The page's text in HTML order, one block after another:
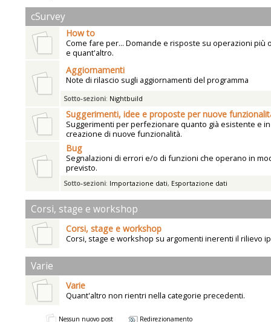
cSurvey
How to
Come fare per... Domande e risposte su operazioni più
e quant'altro.
Aggiornamenti
Note di rilascio sugli aggiornamenti del programma
Sotto-sezioni: Nightbuild
Suggerimenti, idee e proposte per nuove
Suggerimenti per perfezionare quanto già esistente e
creazione di nuove funzionalità.
Bug
Segnalazioni di errori e/o di funzioni che operano in
previsto.
Sotto-sezioni: Importazione dati, Esportazione dati
Corsi, stage e workshop
Corsi, stage e workshop
Corsi, stage e workshop su argomenti inerenti il rilievo
Varie
Varie
Quant'altro non rientri nella categorie precedenti.
Nessun nuovo post Redirezionamento